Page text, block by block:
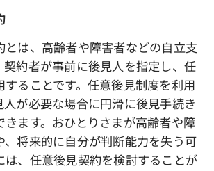
は、高齢者や障害者などの自立支
約者が事前に後見人を指定し、任
ることです。任意後見制度を利用
が必要な場合に円滑に後見手続き
きます。おひとりさまが高齢者や障
、将来的に自分が判断能力を失う可
は、任意後見契約を検討することが